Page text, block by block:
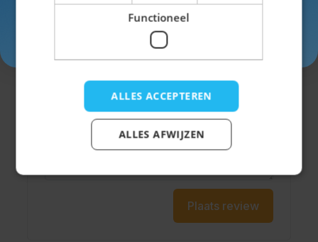
Schrijf je review hier...
Plaats review
Functioneel
ALLES ACCEPTEREN
ALLES AFWIJZEN
Inschrijven